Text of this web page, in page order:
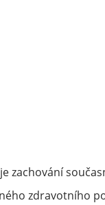
zachování
zdravotního